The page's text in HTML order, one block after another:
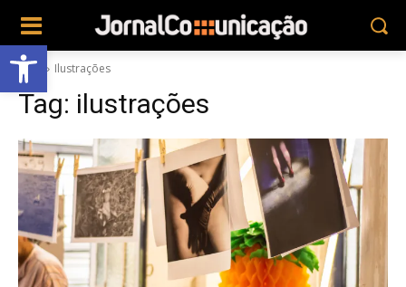
Abrir a barra de ferramentas
Tags Ilustrações
Tag: ilustrações